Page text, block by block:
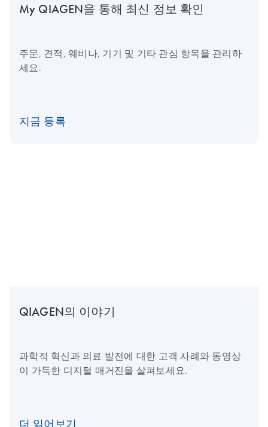
My QIAGEN을 통해 최신 정보 확인
주문, 견적, 웨비나, 기기 및 기타 관심 항목을 관리하
세요.
지금 등록
QIAGEN의 이야기
과학적 혁신과 의료 발전에 대한 고객 사례와 동영상
이 가득한 디지털 매거진을 살펴보세요.
더 읽어보기